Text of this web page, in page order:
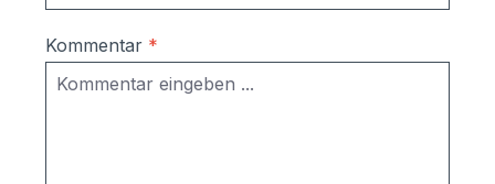
Korrosionsschutzmaßnahmen (Angaben
vom Hersteller):- Kästen aus
sendzimierverzinktem Stahl (verformbar
ohne Abspringen der Beschichtung,
Kommentar *